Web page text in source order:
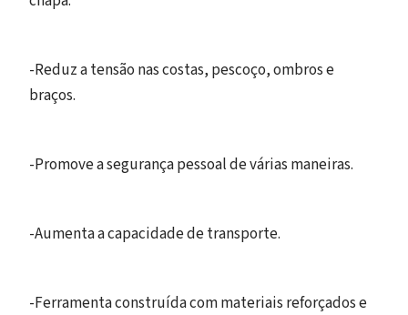
-Reduz a tensão nas costas, pescoço, ombros e
braços.
-Promove a segurança pessoal de várias maneiras.
-Aumenta a capacidade de transporte.
-Ferramenta construída com materiais reforçados e